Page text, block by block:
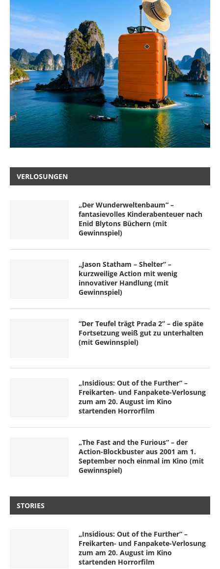
VERLOSUNGEN
„Der Wunderweltenbaum“ –
fantasievolles Kinderabenteuer nach
Enid Blytons Büchern (mit
Gewinnspiel)
„Jason Statham – Shelter“ –
kurzweilige Action mit wenig
innovativer Handlung (mit
Gewinnspiel)
“Der Teufel trägt Prada 2” – die späte
Fortsetzung weiß gut zu unterhalten
(mit Gewinnspiel)
„Insidious: Out of the Further“ –
Freikarten- und Fanpakete-Verlosung
zum am 20. August im Kino
startenden Horrorfilm
„The Fast and the Furious“ – der
Action-Blockbuster aus 2001 am 1.
September noch einmal im Kino (mit
Gewinnspiel)
STORIES
„Insidious: Out of the Further“ –
Freikarten- und Fanpakete-Verlosung
zum am 20. August im Kino
startenden Horrorfilm